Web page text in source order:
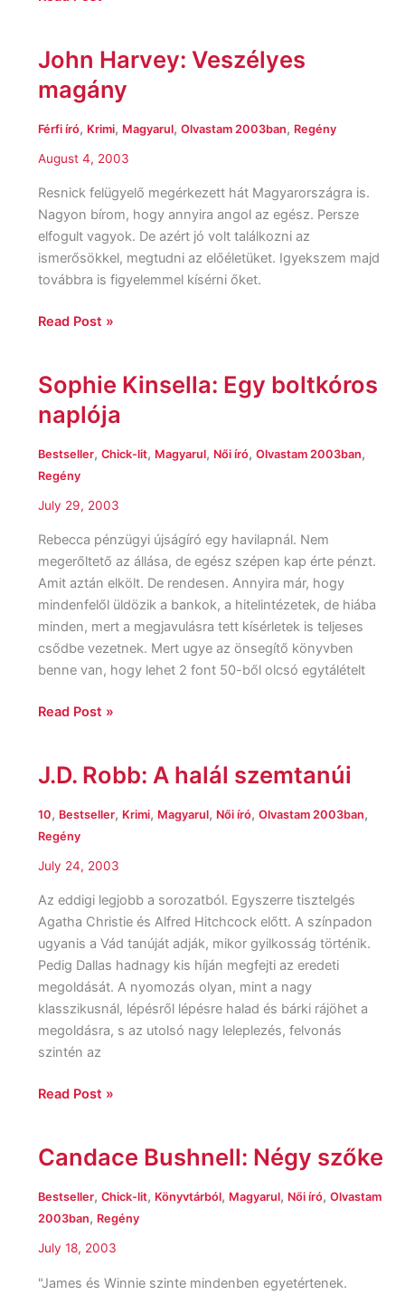
John Harvey: Veszélyes
magány
Férfi író, Krimi, Magyarul, Olvastam 2003ban, Regény
August 4, 2003
Resnick felügyelő megérkezett hát Magyarországra is.
Nagyon bírom, hogy annyira angol az egész. Persze
elfogult vagyok. De azért jó volt találkozni az
ismerősökkel, megtudni az előéletüket. Igyekszem majd
továbbra is figyelemmel kísérni őket.
John
Veszélyes
Read Post »
Sophie Kinsella: Egy boltkóros
naplója
Bestseller, Chick-lit, Magyarul, Női író, Olvastam 2003ban,
Regény
July 29, 2003
Rebecca pénzügyi újságíró egy havilapnál. Nem
megerőltető az állása, de egész szépen kap érte pénzt.
Amit aztán elkölt. De rendesen. Annyira már, hogy
mindenfelől üldözik a bankok, a hitelintézetek, de hiába
minden, mert a megjavulásra tett kísérletek is teljeses
csődbe vezetnek. Mert ugye az önsegítő könyvben
benne van, hogy lehet 2 font 50-ből olcsó egytálételt
Sophie
Kinsella:
Egy
Read Post »
J.D. Robb: A halál szemtanúi
10, Bestseller, Krimi, Magyarul, Női író, Olvastam 2003ban,
Regény
July 24, 2003
Az eddigi legjobb a sorozatból. Egyszerre tisztelgés
Agatha Christie és Alfred Hitchcock előtt. A színpadon
ugyanis a Vád tanúját adják, mikor gyilkosság történik.
Pedig Dallas hadnagy kis híján megfejti az eredeti
megoldását. A nyomozás olyan, mint a nagy
klasszikusnál, lépésről lépésre halad és bárki rájöhet a
megoldásra, s az utolsó nagy leleplezés, felvonás
szintén az
J.D.
A
halál
Read Post »
Candace Bushnell: Négy szőke
Bestseller, Chick-lit, Könyvtárból, Magyarul, Női író, Olvastam
2003ban, Regény
July 18, 2003
"James és Winnie szinte mindenben egyetértenek.
Candace
Négy
szőke